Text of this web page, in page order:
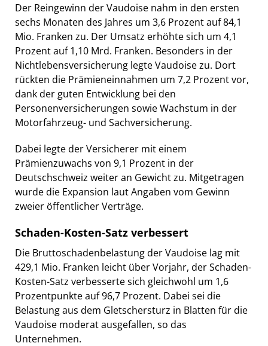
Der Reingewinn der Vaudoise nahm in den ersten
sechs Monaten des Jahres um 3,6 Prozent auf 84,1
Mio. Franken zu. Der Umsatz erhöhte sich um 4,1
Prozent auf 1,10 Mrd. Franken. Besonders in der
Nichtlebensversicherung legte Vaudoise zu. Dort
rückten die Prämieneinnahmen um 7,2 Prozent vor,
dank der guten Entwicklung bei den
Personenversicherungen sowie Wachstum in der
Motorfahrzeug- und Sachversicherung.
Dabei legte der Versicherer mit einem
Prämienzuwachs von 9,1 Prozent in der
Deutschschweiz weiter an Gewicht zu. Mitgetragen
wurde die Expansion laut Angaben vom Gewinn
zweier öffentlicher Verträge.
Schaden-Kosten-Satz verbessert
Die Bruttoschadenbelastung der Vaudoise lag mit
429,1 Mio. Franken leicht über Vorjahr, der Schaden-
Kosten-Satz verbesserte sich gleichwohl um 1,6
Prozentpunkte auf 96,7 Prozent. Dabei sei die
Belastung aus dem Gletschersturz in Blatten für die
Vaudoise moderat ausgefallen, so das
Unternehmen.